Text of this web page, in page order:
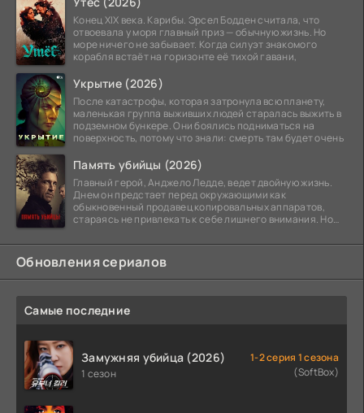
Конец XIX века. Карибы. Эрсел Бодден считала, что
отвоевала у моря главный приз — обычную жизнь. Но
море ничего не забывает. Когда силуэт знакомого
корабля встаёт на горизонте её тихой гавани,
Укрытие (2026)
После катастрофы, которая затронула всю планету,
маленькая группа выживших людей старалась выжить в
подземном бункере. Они боялись подниматься на
поверхность, потому что знали: смерть там будет очень
Память убийцы (2026)
Главный герой, Анджело Ледде, ведет двойную жизнь.
Днем он предстает перед окружающими как
обыкновенный продавец копировальных аппаратов,
стараясь не привлекать к себе лишнего внимания. Но
Обновления сериалов
Самые последние
Замужняя убийца (2026)
1 сезон
1-2 серия 1 сезона
(SoftBox)